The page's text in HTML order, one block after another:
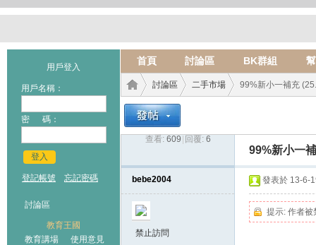
用戶登入
用戶名稱：
密 碼：
登入
登記帳號 忘記密碼
討論區
教育王國
教育講場
使用意見
首頁 討論區 BK群組
討論區
›
二手市場 99%新小一補充
查看: 609 回覆: 6
99%新小一
bebe2004
禁止訪問
發表於 13-6-
提示: 作者被